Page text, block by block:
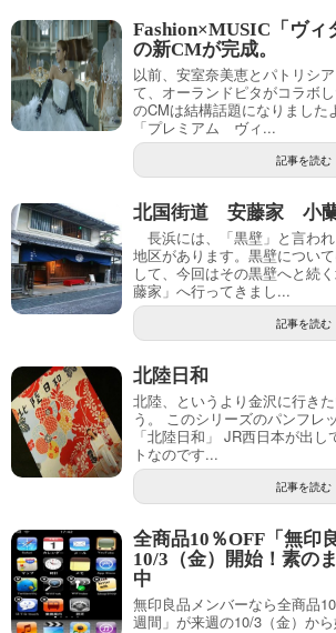
Fashion×MUSIC「ヴィ
の新CMが完成。
以前、安室奈美恵とパトリシ
て、オーランドピタがコラボ
のCMは結構話題になりました
「プレミアム ヴィ...
記事を読む
北国街道 安藤家 小
長浜には、「黒壁」と言わ
地区があります。黒壁につい
して、今回はその黒壁へと続
藤家」へ行ってきまし...
記事を読む
北陸日和
北陸、というより金沢に行き
う。 このシリーズのパンフレ
「北陸日和」 JR西日本が出
トなのです...
記事を読む
全商品10％OFF「無印
10/3（金）開始！素の
中
無印良品メンバーなら全商品
週間」が来週の10/3（金）か